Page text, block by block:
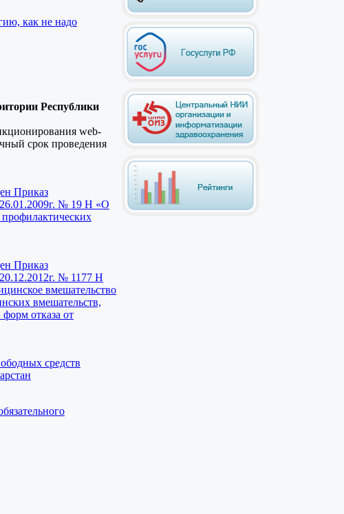
как не надо
Республики
web-
срок проведения
Приказ
№ 19 H «О
Приказ
№ 1177 H
вмешательство
вмешательств,
отказа от
средств